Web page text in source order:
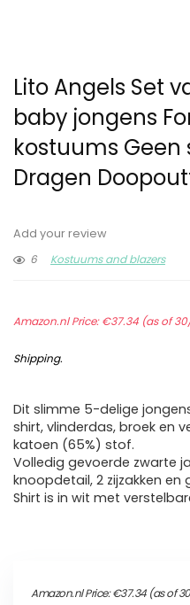
Lito Angels Set
baby jongens
kostuums Geen
Dragen
Add your review
6
Kostuums and blazers
Amazon.nl Price:€37.34 (as of
Shipping.
Dit slimme 5-delige
shirt, vlinderdas, broek en
katoen (65%) stof.
Volledig gevoerde zwarte
knoopdetail, 2 zijzakken
Shirt is in wit met
Amazon.nl Price:€37.34(as of